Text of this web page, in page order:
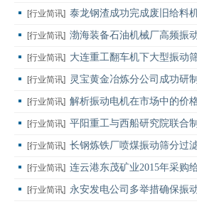
[行业简讯] 泰龙钢渣成功完成废旧给料
[行业简讯] 渤海装备石油机械厂高频振
[行业简讯] 大连重工翻车机下大型振动
[行业简讯] 灵宝黄金冶炼分公司成功研
[行业简讯] 解析振动电机在市场中的价
[行业简讯] 平阳重工与西船研究院联合
[行业简讯] 长钢炼铁厂喷煤振动筛分过
[行业简讯] 连云港东茂矿业2015年采购
[行业简讯] 永安发电公司多举措确保振